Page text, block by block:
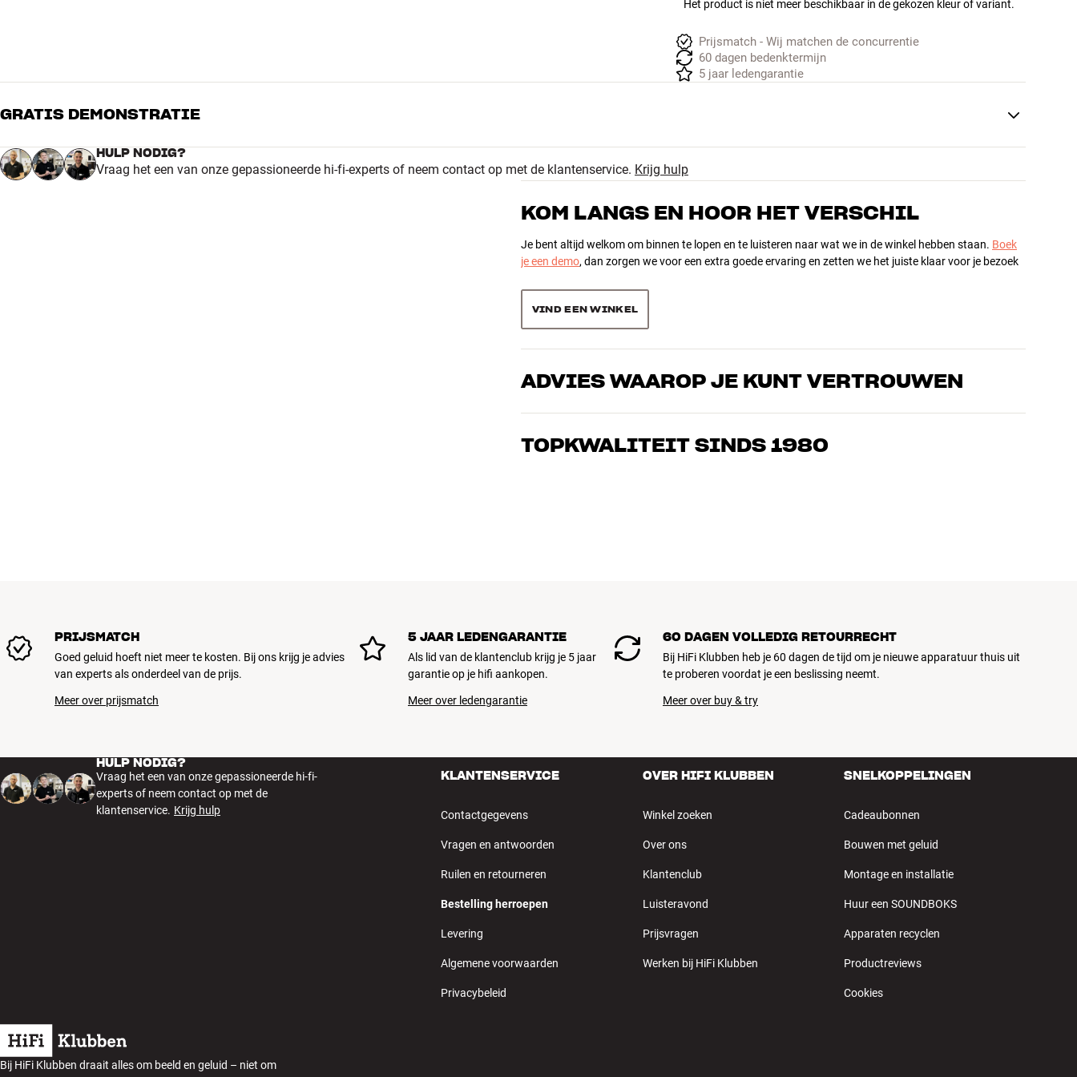
Het product is niet meer beschikbaar in de gekozen kleur of variant.
Prijsmatch - Wij matchen de concurrentie
60 dagen bedenktermijn
5 jaar ledengarantie
GRATIS DEMONSTRATIE
HULP NODIG?
Vraag het een van onze gepassioneerde hi-fi-experts of neem contact op met de klantenservice. Krijg hulp
KOM LANGS EN HOOR HET VERSCHIL
Je bent altijd welkom om binnen te lopen en te luisteren naar wat we in de winkel hebben staan. Boek
je een demo, dan zorgen we voor een extra goede ervaring en zetten we het juiste klaar voor je bezoek
VIND EEN WINKEL
ADVIES WAAROP JE KUNT VERTROUWEN
Onze medewerkers zijn echte liefhebbers die de producten door en door kennen en gepassioneerd zijn
de perfecte oplossing voor jouw wensen en budget
TOPKWALITEIT SINDS 1980
PRIJSMATCH
Goed geluid hoeft niet meer te kosten. Bij ons krijg je advies
van experts als onderdeel van de prijs.
Meer over prijsmatch
5 JAAR LEDENGARANTIE
Als lid van de klantenclub krijg je 5 jaar
garantie op je hifi aankopen.
Meer over ledengarantie
60 DAGEN VOLLEDIG RETOURRECHT
Bij HiFi Klubben heb je 60 dagen de tijd om je nieuwe apparatuur thuis uit
te proberen voordat je een beslissing neemt.
Meer over buy & try
HULP NODIG?
Vraag het een van onze gepassioneerde hi-fi-
experts of neem contact op met de
klantenservice. Krijg hulp
KLANTENSERVICE
Contactgegevens
Vragen en antwoorden
Ruilen en retourneren
Bestelling herroepen
Levering
Algemene voorwaarden
Privacybeleid
OVER HIFI KLUBBEN
Winkel zoeken
Over ons
Klantenclub
Luisteravond
Prijsvragen
Werken bij HiFi Klubben
SNELKOPPELINGEN
Cadeaubonnen
Bouwen met geluid
Montage en installatie
Huur een SOUNDBOKS
Apparaten recyclen
Productreviews
Cookies
Bij HiFi Klubben draait alles om beeld en geluid – niet om